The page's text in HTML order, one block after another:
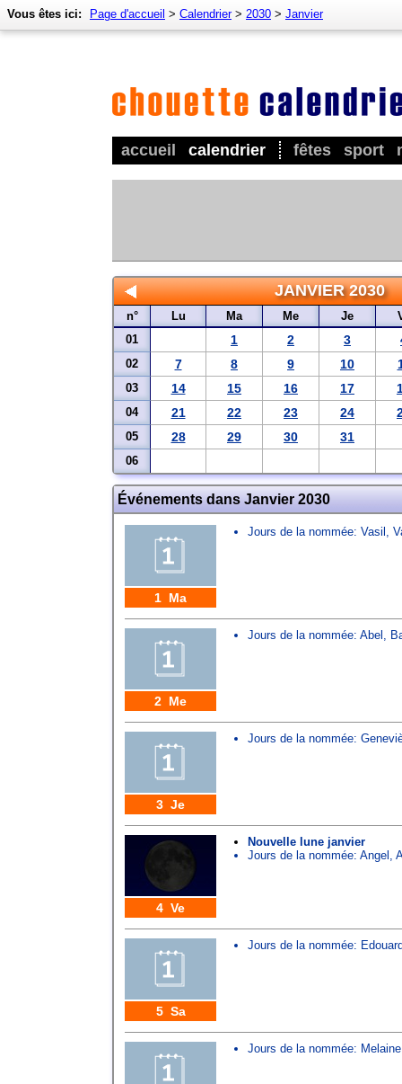
accueil calendrier fêtes sport
Vous êtes ici: Page d'accueil > Calendrier> 2030 > Janvier
JANVIER 2030
n° Lu Ma Me Je
01
1 2 3
02 7 8 9 10
03 14 15 16 17
04 21 22 23 24
05 28 29 30 31
06
Événements dans Janvier 2030
1 Ma
Jours de la nommée: Vasil ,
2 Me
Jours de la nommée: Abel ,
3 Je
Jours de la nommée:
4 Ve
Nouvelle lune janvier
Jours de la nommée: Angel ,
5 Sa
Jours de la nommée:
Jours de la nommée: Melaine